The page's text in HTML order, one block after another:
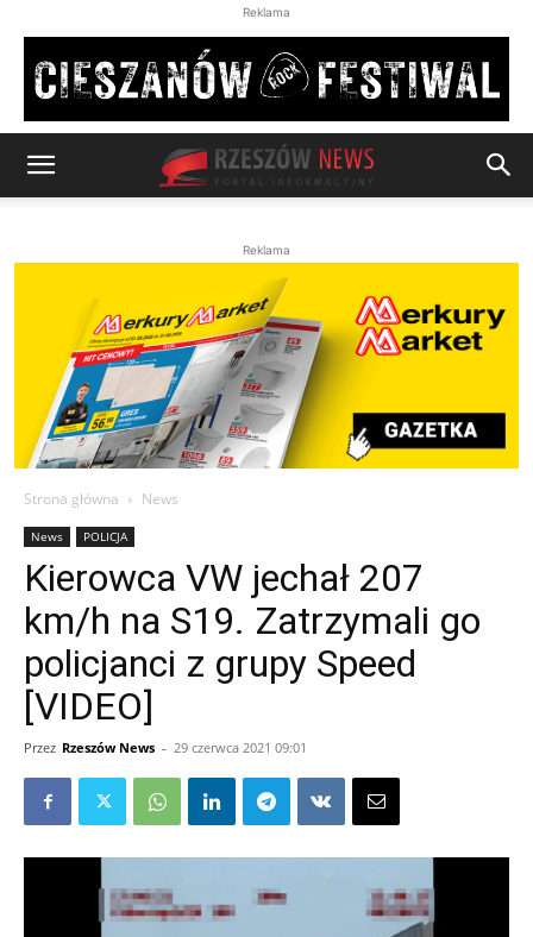
Reklama
Reklama
Strona główna News
News POLICJA
Kierowca VW jechał 207
km/h na S19. Zatrzymali go
policjanci z grupy Speed
[VIDEO]
Przez Rzeszów News - 29 czerwca 2021 09:01